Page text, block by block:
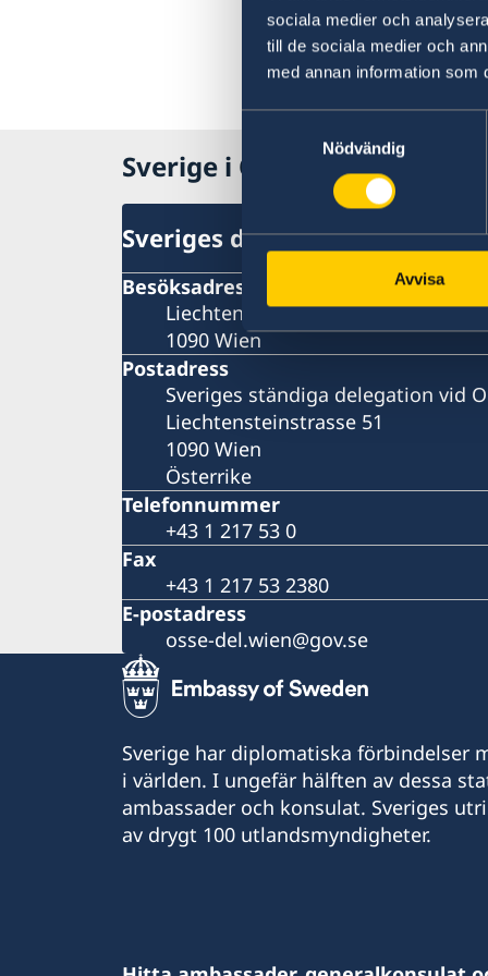
sociala medier och
till de sociala medier och
med annan information som
Nödvändig
Avvisa
Sverige i OSSE
Sveriges delegation
Besöksadress
Liechtensteinstrasse 51
1090 Wien
Postadress
Sveriges ständiga delegation vid
Liechtensteinstrasse 51
1090 Wien
Österrike
Telefonnummer
+43 1 217 53 0
Fax
+43 1 217 53 2380
E-postadress
osse-del.wien@gov.se
Sverige har diplomatiska förbindelser
i världen. I ungefär hälften av dessa
ambassader och konsulat. Sveriges
av drygt 100 utlandsmyndigheter.